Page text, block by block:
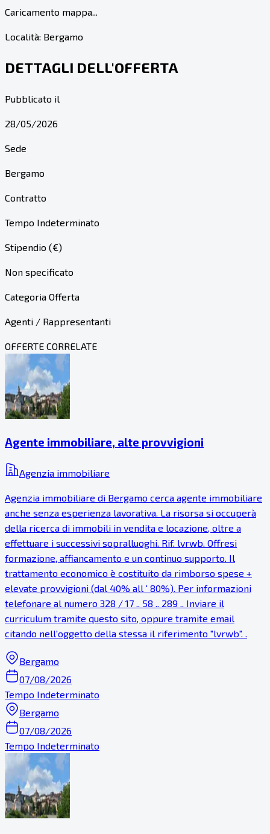
Caricamento mappa...
Località: Bergamo
DETTAGLI DELL'OFFERTA
Pubblicato il
28/05/2026
Sede
Bergamo
Contratto
Tempo Indeterminato
Stipendio (€)
Non specificato
Categoria Offerta
Agenti / Rappresentanti
OFFERTE CORRELATE
Agente immobiliare, alte provvigioni
Agenzia immobiliare
Agenzia immobiliare di Bergamo cerca agente immobiliare
anche senza esperienza lavorativa. La risorsa si occuperà
della ricerca di immobili in vendita e locazione, oltre a
effettuare i successivi sopralluoghi. Rif. lvrwb. Offresi
formazione, affiancamento e un continuo supporto. Il
trattamento economico è costituito da rimborso spese +
elevate provvigioni (dal 40% all ' 80%). Per informazioni
telefonare al numero 328 / 17 .. 58 .. 289 .. Inviare il
curriculum tramite questo sito, oppure tramite email
citando nell'oggetto della stessa il riferimento "lvrwb". .
Bergamo
07/08/2026
Tempo Indeterminato
Bergamo
07/08/2026
Tempo Indeterminato